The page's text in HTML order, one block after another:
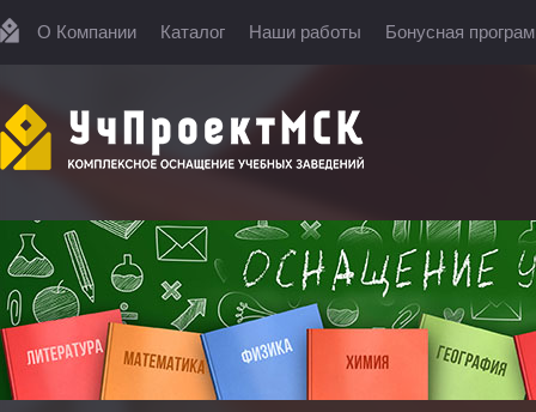
О Компании Каталог Наши работы Бонусная